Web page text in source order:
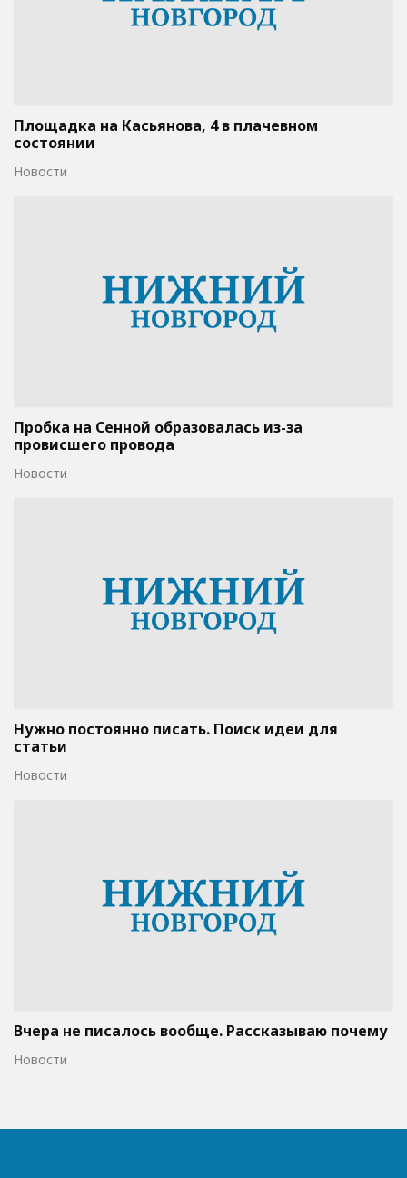
Площадка на Касьянова, 4 в плачевном
состоянии
Новости
Пробка на Сенной образовалась из-за
провисшего провода
Новости
Нужно постоянно писать. Поиск идеи для
статьи
Новости
Вчера не писалось вообще. Рассказываю почему
Новости